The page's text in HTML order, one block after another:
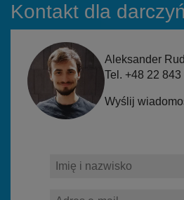
Kontakt dla
Aleksander
Tel. +48 22 843
Wyślij